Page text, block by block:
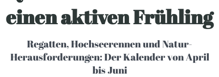
einen aktiven Frühling
Regatten, Hochseerennen und Natur-
Herausforderungen: Der Kalender von April
bis Juni